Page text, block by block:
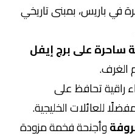
في باريس، بمبنى تاريخي
ساحرة على برج إيفل
راقية تحافظ على
للعائلات الخليجية.
وأجنحة فخمة مزودة